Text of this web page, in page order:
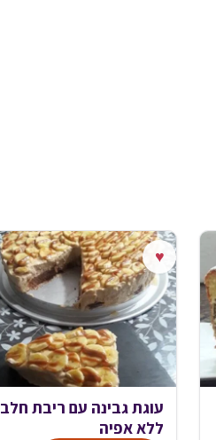
♥
עוגת גבינה עם ריבת חלב
ללא אפיה